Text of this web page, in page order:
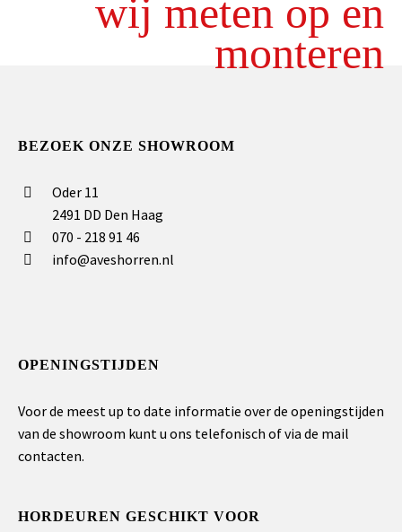
wij meten op en
monteren
BEZOEK ONZE SHOWROOM
Oder 11
2491 DD Den Haag
070 - 218 91 46
info@aveshorren.nl
OPENINGSTIJDEN
Voor de meest up to date informatie over de openingstijden
van de showroom kunt u ons telefonisch of via de mail
contacten.
HORDEUREN GESCHIKT VOOR